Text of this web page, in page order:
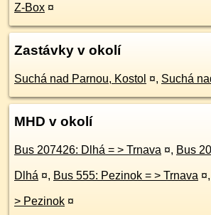
Z-Box ¤
Zastávky v okolí
Suchá nad Parnou, Kostol ¤, Suchá
MHD v okolí
Bus 207426: Dlhá = > Trnava ¤, Bus
Dlhá ¤, Bus 555: Pezinok = > Trnava ¤,
> Pezinok ¤